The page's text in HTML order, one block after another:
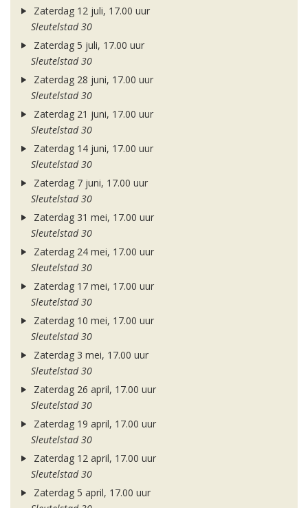
Zaterdag 12 juli, 17.00 uur
Sleutelstad 30
Zaterdag 5 juli, 17.00 uur
Sleutelstad 30
Zaterdag 28 juni, 17.00 uur
Sleutelstad 30
Zaterdag 21 juni, 17.00 uur
Sleutelstad 30
Zaterdag 14 juni, 17.00 uur
Sleutelstad 30
Zaterdag 7 juni, 17.00 uur
Sleutelstad 30
Zaterdag 31 mei, 17.00 uur
Sleutelstad 30
Zaterdag 24 mei, 17.00 uur
Sleutelstad 30
Zaterdag 17 mei, 17.00 uur
Sleutelstad 30
Zaterdag 10 mei, 17.00 uur
Sleutelstad 30
Zaterdag 3 mei, 17.00 uur
Sleutelstad 30
Zaterdag 26 april, 17.00 uur
Sleutelstad 30
Zaterdag 19 april, 17.00 uur
Sleutelstad 30
Zaterdag 12 april, 17.00 uur
Sleutelstad 30
Zaterdag 5 april, 17.00 uur